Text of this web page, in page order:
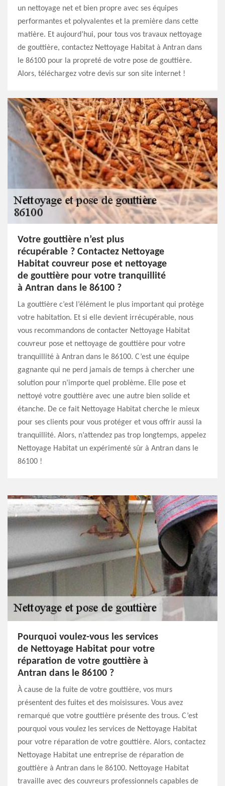
un nettoyage net et bien propre avec ses équipes
performantes et polyvalentes et la première dans cette
matière. Et aujourd’hui, pour tous vos travaux nettoyage
de gouttière, contactez Nettoyage Habitat à Antran dans
le 86100 pour la propreté de votre pose de gouttière.
Alors, téléchargez votre devis sur son site internet !
Votre gouttière n’est plus
récupérable ? Contactez Nettoyage
Habitat couvreur pose et nettoyage
de gouttière pour votre tranquillité
à Antran dans le 86100 ?
La gouttière c’est l’élément le plus important qui protège
votre habitation. Et si elle devient irrécupérable, nous
vous recommandons de contacter Nettoyage Habitat
couvreur pose et nettoyage de gouttière pour votre
tranquillité à Antran dans le 86100. C’est une équipe
gagnante qui ne perd jamais de temps à chercher une
solution pour n’importe quel problème. Elle pose et
nettoyé votre gouttière avec une autre bien solide et
étanche. De ce fait Nettoyage Habitat cherche le mieux
pour ses clients pour vous protéger et vous offrir aussi la
tranquillité. Alors, n’attendez pas trop longtemps, appelez
Nettoyage Habitat un expérimenté sûr à Antran dans le
86100 !
Pourquoi voulez-vous les services
de Nettoyage Habitat pour votre
réparation de votre gouttière à
Antran dans le 86100 ?
À cause de la fuite de votre gouttière, vos murs
présentent des fuites et des moisissures. Vous avez
remarqué que votre gouttière présente des trous. C’est
pourquoi vous voulez les services de Nettoyage Habitat
pour votre réparation de votre gouttière. Alors, contactez
Nettoyage Habitat une entreprise de réparation de
gouttière à Antran dans le 86100. Nettoyage Habitat
travaille avec des couvreurs professionnels capables de